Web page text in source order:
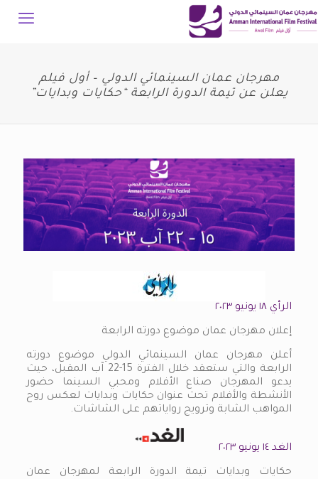
مهرجان عمان السينمائي الدولي – أول فيلم
يعلن عن تيمة الدورة الرابعة “حكايات وبدايات”
الرأي ١٨ يونيو ٢٠٢٣
إعلان مهرجان عمان موضوع دورته الرابعة
أعلن مهرجان عمان السينمائي الدولي موضوع دورته
الرابعة والتي ستعقد خلال الفترة 15-22 آب المقبل، حيث
يدعو المهرجان صناع الأفلام ومحبي السينما حضور
الأنشطة والأفلام تحت عنوان حكايات وبدايات لعكس روح
المواهب الشابة وترويج رواياتهم على الشاشات.
الغد ١٤ يونيو ٢٠٢٣
حكايات وبدايات تيمة الدورة الرابعة لمهرجان عمان